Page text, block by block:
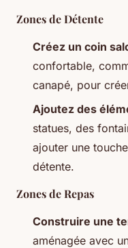
Zones de Détente
Créez un coin
confortable,
canapé, pour
Ajoutez des
statues, des
ajouter une
détente.
Zones de Repas
Construire une
aménagée avec